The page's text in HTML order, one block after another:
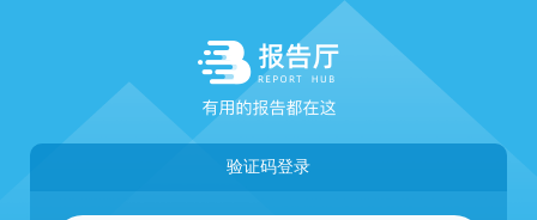
验证码登录